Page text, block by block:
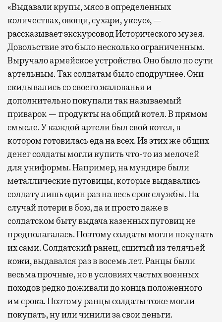
«Выдавали крупы, мясо в определенных
количествах, овощи, сухари, уксус», —
рассказывает экскурсовод Исторического музея.
Довольствие это было несколько ограниченным.
Выручало армейское устройство. Оно было по сути
артельным. Так солдатам было сподручнее. Они
скидывались со своего жалованья и
дополнительно покупали так называемый
приварок — продукты на общий котел. В прямом
смысле. У каждой артели был свой котел, в
котором готовилась еда на всех. Из этих же общих
денег солдаты могли купить что-то из мелочей
для униформы. Например, на мундире были
металлические пуговицы, которые выдавались
солдату лишь один раз на весь срок службы. На
случай потери в бою, да и просто даже в
солдатском быту выдача казенных пуговиц не
предполагалась. Поэтому солдаты могли покупать
их сами. Солдатский ранец, сшитый из телячьей
кожи, выдавался раз в восемь лет. Ранцы были
весьма прочные, но в условиях частых военных
походов редко доживали до конца положенного
им срока. Поэтому ранцы солдаты тоже могли
покупать, ну или чинили за свои деньги.